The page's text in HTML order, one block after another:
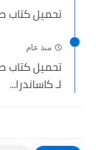
تحميل كتاب
منذ عام
تحميل كتاب
لـ كاساندرا...